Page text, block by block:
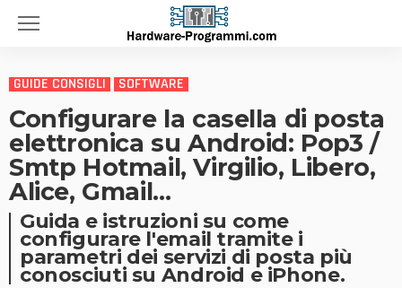
GUIDE CONSIGLI SOFTWARE
Configurare la casella di posta
elettronica su Android: Pop3 /
Smtp Hotmail, Virgilio, Libero,
Alice, Gmail…
Guida e istruzioni su come
configurare l'email tramite i
parametri dei servizi di posta più
conosciuti su Android e iPhone.